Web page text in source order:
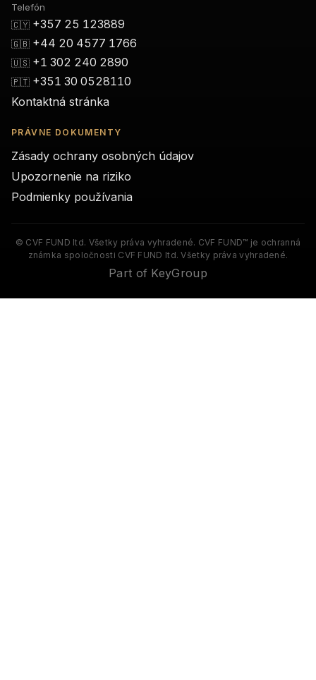
Telefón
🇨🇾 +357 25 123889
🇬🇧 +44 20 4577 1766
🇺🇸 +1 302 240 2890
🇵🇹 +351 30 0528110
Kontaktná stránka
PRÁVNE DOKUMENTY
Zásady ochrany osobných údajov
Upozornenie na riziko
Podmienky používania
© CVF FUND ltd. Všetky práva vyhradené. CVF FUND™ je ochranná
známka spoločnosti CVF FUND ltd. Všetky práva vyhradené.
Part of KeyGroup